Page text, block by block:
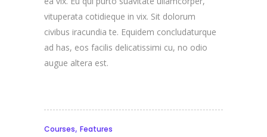
vituperata cotidieque in vix. Sit dolorum
civibus iracundia te. Equidem concludaturque
ad has, eos facilis delicatissimi cu, no odio
augue altera est.
Courses, Features